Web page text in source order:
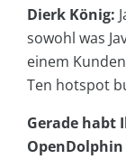
Dierk König:
sowohl was
einem
Ten hotspot
Gerade habt